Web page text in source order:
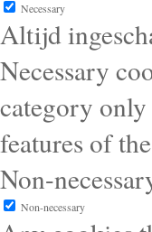
Necessary
Altijd
Necessary
category
features of
Non-
Non-necessary